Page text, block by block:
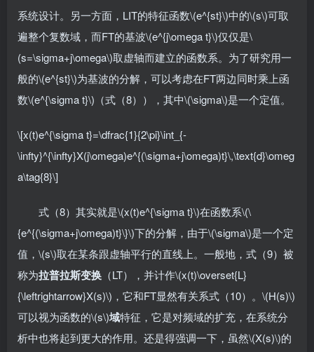
系统设计。另一方面，LIT的特征函数\(e^{st}\)中的\(s\)可取
遍整个复数域，而FT的基波\(e^{j\omega t}\)仅仅是\
(s=\sigma+j\omega\)取虚轴而建立的函数系。为了研究用一
般的\(e^{st}\)为基波的分解，可以考虑在FT两边同时乘上函
数\(e^{\sigma t}\)（式（8）），其中\(\sigma\)是一个定值。
\[x(t)e^{\sigma t}=\dfrac{1}{2\pi}\int_{-
\infty}^{\infty}X(j\omega)e^{(\sigma+j\omega)t}\,\text{d}\omeg
a\tag{8}\]
式（8）其实就是\(x(t)e^{\sigma t}\)在函数系\(\
{e^{(\sigma+j\omega)t}\}\)下的分解，由于\(\sigma\)是一个定
值，\(s\)取在某条跟虚轴平行的直线上。一般地，式（9）被
称为拉普拉斯变换 （LT），并计作\(x(t)\overset{L}
{\leftrightarrow}X(s)\)，它和FT显然有关系式（10）。\(H(s)\)
可以视为函数的\(s\)域特征，它是对频域的扩充，在系统分
析中也将起到更大的作用。还是得强调一下，虽然\(X(s)\)的